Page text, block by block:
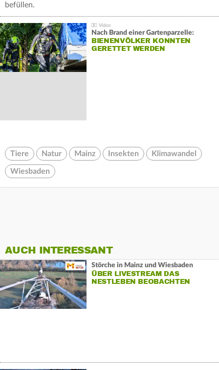
befüllen.
Nach Brand einer Gartenparzelle:
BIENENVÖLKER KONNTEN
GERETTET WERDEN
Tiere Natur Mainz Insekten Klimawandel
Wiesbaden
AUCH INTERESSANT
Störche in Mainz und Wiesbaden
ÜBER LIVESTREAM DAS
NESTLEBEN BEOBACHTEN